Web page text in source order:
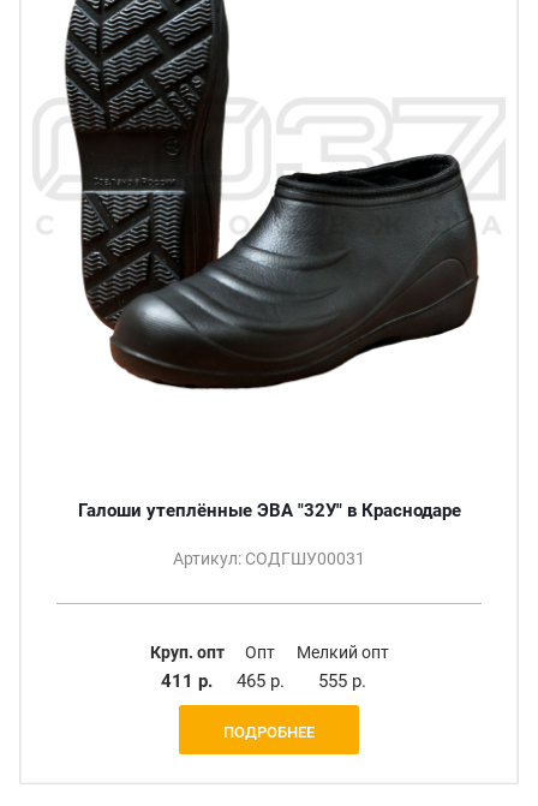
Галоши утеплённые ЭВА "32У" в Краснодаре
Артикул: СОДГШУ00031
Круп. опт
411 р.
Опт
465 р.
Мелкий опт
555 р.
ПОДРОБНЕЕ